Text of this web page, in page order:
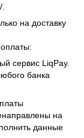
на доставку
сервис LiqPay.
банка
на
данные